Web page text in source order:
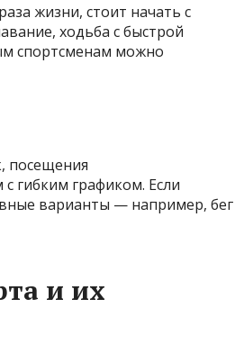
жизни, стоит начать с
ходьба с быстрой
спортсменам можно
посещения
гибким графиком. Если
варианты — например, бег
и их